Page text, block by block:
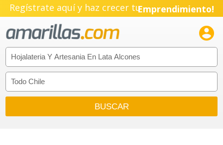
Regístrate aquí y haz crecer tuEmprendimiento!
